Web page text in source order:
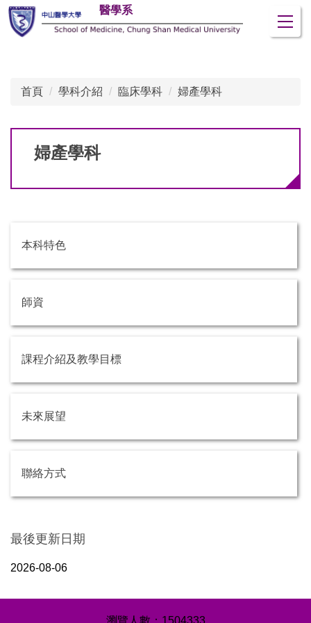
跳
到
醫學系
首頁 學科介紹 臨床學科 婦產學科
婦產學科
本科特色
師資
課程介紹及教學目標
未來展望
聯絡方式
最後更新日期
2026-08-06
1 504333